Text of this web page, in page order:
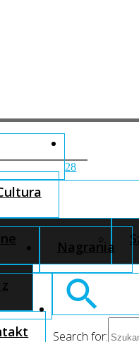
Nagrania
Search for:
28